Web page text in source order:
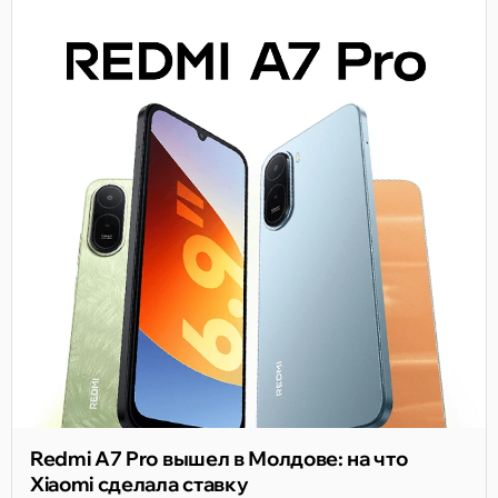
Redmi A7 Pro вышел в Молдове: на что
Xiaomi сделала ставку